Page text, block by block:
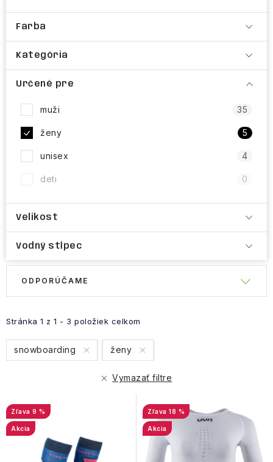
Farba
Kategória
Určené pre
muži 35
ženy 5
unisex 4
deti 0
Velikost
Vodný stĺpec
p
i
s
o
d
u
Stránka 1 z 1 - 3 položiek celkom
e
n
i
r
o
ODPORÚČAME
snowboarding ženy
Vymazať filtre
9 %
Akcia
18 %
Akcia